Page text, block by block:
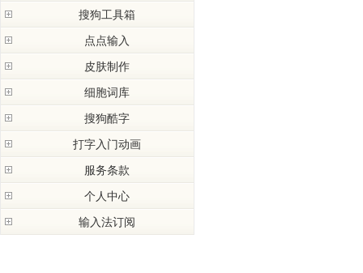
【常规】选项卡
【按键设置】选项卡
【词库】选项卡
【外观】选项卡
【高级】选项卡
打开输入法修复器
输入法修复器简介
常见问题解答
搜狗工具箱
点点输入
皮肤制作
皮肤制作说明
皮肤设计教程
皮肤编辑器说明
皮肤上传说明
Flash皮肤说明
Flash皮肤制作教程
细胞词库
什么是基础词库
什么是细胞词库
如何使用细胞词库
细胞词库来源
搜狗酷字
搜狗酷字简介
酷字标准模式
酷字快速模式
打字入门动画
服务条款
安装使用协议
隐私政策
用户体验改进计划
个人中心
个人中心简介
输入法订阅